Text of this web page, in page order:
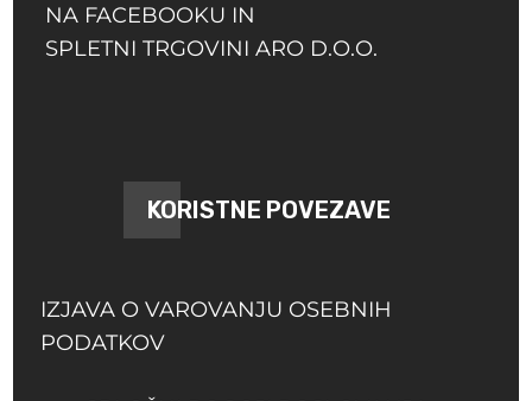
NA FACEBOOKU IN
SPLETNI TRGOVINI ARO D.O.O.
KORISTNE POVEZAVE
IZJAVA O VAROVANJU OSEBNIH
PODATKOV